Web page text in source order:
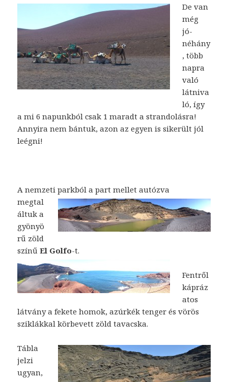
De van
még
jó-
néhány
, több
napra
való
látniva
ló, így
a mi 6 napunkból csak 1 maradt a strandolásra!
Annyira nem bántuk, azon az egyen is sikerült jól
leégni!
A nemzeti parkból a partmellet autózva
megtal
áltuk a
gyönyö
rű zöld
színűEl Golfo-t.
Fentről
kápráz
atos
látvány a fekete homok, azúrkék tenger és vörös
sziklákkal körbevett zöld tavacska.
Tábla
jelzi
ugyan,